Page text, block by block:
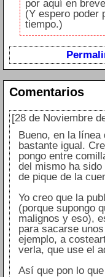
por aquí en
(Y espero poder
tiempo.)
Comentarios
[28 de Noviembre
Bueno, en la
bastante igual.
pongo entre
del mismo ha
de pique de la
Yo creo que la
(porque supongo
malignos y eso),
para sacarse
ejemplo, a
verla, que use el
Así que pon lo